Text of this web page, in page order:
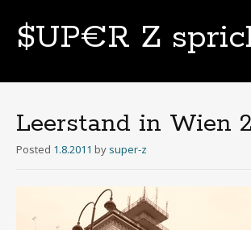
$UP€R Z
Leerstand in Wien
Posted 1.8.2011 by super-z